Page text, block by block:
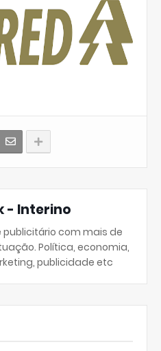
- Interino
publicitário com mais de
Política, economia,
publicidade etc